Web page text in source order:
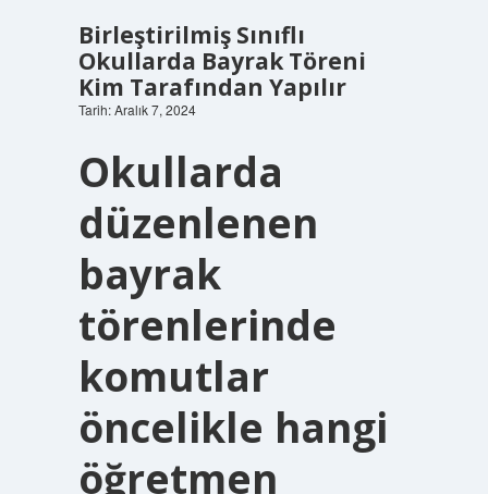
Birleştirilmiş Sınıflı
Okullarda Bayrak Töreni
Kim Tarafından Yapılır
Tarih: Aralık 7, 2024
Okullarda
düzenlenen
bayrak
törenlerinde
komutlar
öncelikle hangi
öğretmen